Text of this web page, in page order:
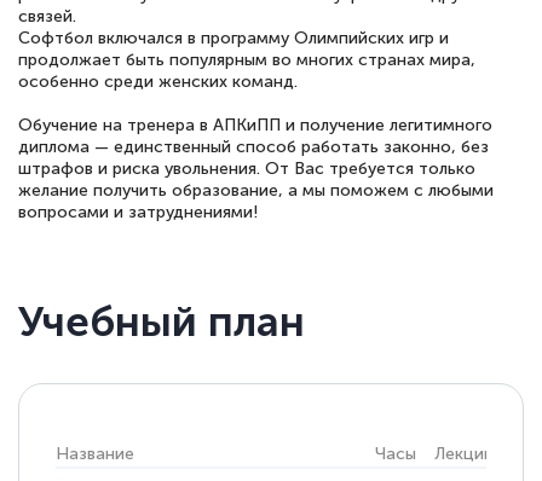
связей.
Софтбол включался в программу Олимпийских игр и
продолжает быть популярным во многих странах мира,
особенно среди женских команд.
Обучение на тренера в АПКиПП и получение легитимного
диплома — единственный способ работать законно, без
штрафов и риска увольнения. От Вас требуется только
желание получить образование, а мы поможем с любыми
вопросами и затруднениями!
Учебный план
Название Часы Лекции